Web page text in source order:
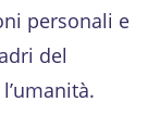
personali e
del